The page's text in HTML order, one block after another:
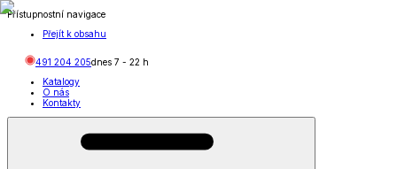
Přístupnostní navigace
Přejít k obsahu
491 204 205dnes 7 - 22 h
Katalogy
O nás
Kontakty